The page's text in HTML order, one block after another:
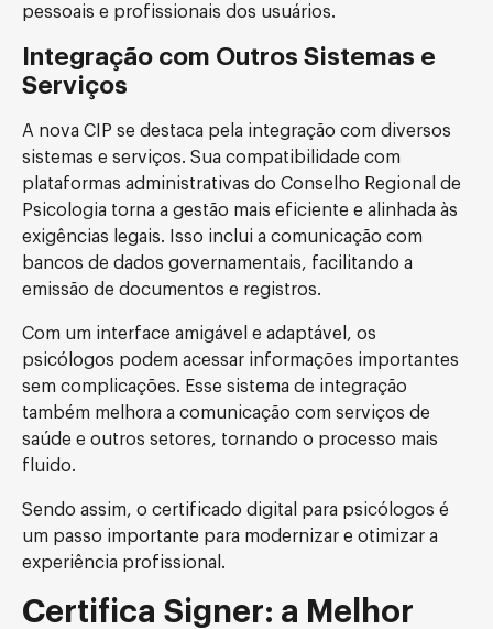
pessoais e profissionais dos usuários.
Integração com Outros Sistemas e
Serviços
A nova CIP se destaca pela integração com diversos
sistemas e serviços. Sua compatibilidade com
plataformas administrativas do Conselho Regional de
Psicologia torna a gestão mais eficiente e alinhada às
exigências legais. Isso inclui a comunicação com
bancos de dados governamentais, facilitando a
emissão de documentos e registros.
Com um interface amigável e adaptável, os
psicólogos podem acessar informações importantes
sem complicações. Esse sistema de integração
também melhora a comunicação com serviços de
saúde e outros setores, tornando o processo mais
fluido.
Sendo assim, o certificado digital para psicólogos é
um passo importante para modernizar e otimizar a
experiência profissional.
Certifica Signer: a Melhor